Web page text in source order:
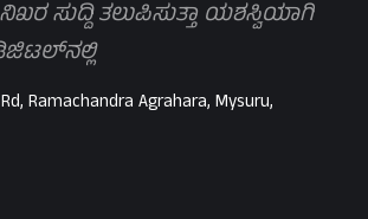
ಸುದ್ದಿ ತಲುಪಿಸುತ್ತಾ ಯಶಸ್ವಿಯಾಗಿ
Ramachandra Agrahara, Mysuru,